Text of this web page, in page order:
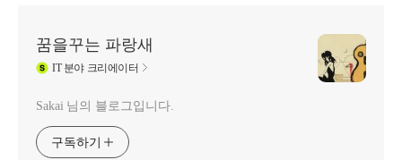
꿈을꾸는 파랑새
IT분야 크리에이터
Sakai 님의 블로그입니다.
구독하기